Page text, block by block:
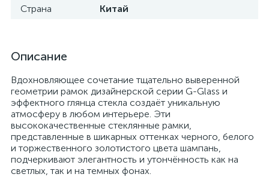
Страна
Китай
Описание
Вдохновляющее сочетание тщательно выверенной
геометрии рамок дизайнерской серии G-Glass и
эффектного глянца стекла создаёт уникальную
атмосферу в любом интерьере. Эти
высококачественные стеклянные рамки,
представленные в шикарных оттенках черного, белого
и торжественного золотистого цвета шампань,
подчеркивают элегантность и утончённость как на
светлых, так и на темных фонах.